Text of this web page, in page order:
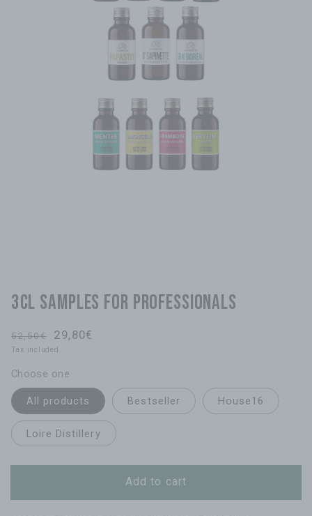
3cl Samples for Professionals
Regular
price
52,50€
Sale
price
29,80€
Tax included.
Choose one
All products Bestseller House16
Loire Distillery
Add to cart